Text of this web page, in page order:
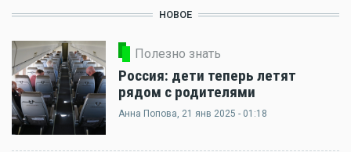
НОВОЕ
Полезно знать
Россия: дети теперь летят
рядом с родителями
Анна Попова, 21 янв 2025 - 01:18